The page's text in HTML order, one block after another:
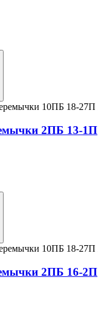
2ПБ 13⁠-⁠1П
2ПБ 16⁠-⁠2П